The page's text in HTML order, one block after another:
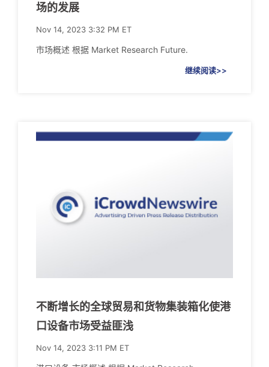
场的发展
Nov 14, 2023 3:32 PM ET
市场概述 根据 Market Research Future.
继续阅读>>
不断增长的全球贸易和货物集装箱化使港
口设备市场受益匪浅
Nov 14, 2023 3:11 PM ET